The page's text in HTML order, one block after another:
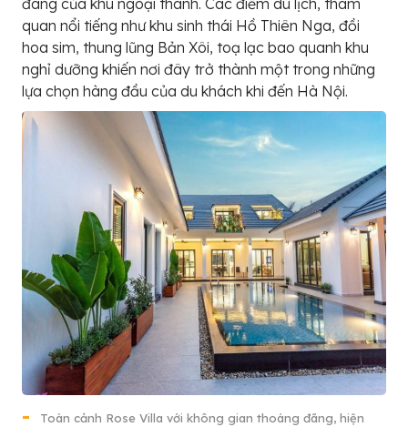
quan nổi tiếng như khu sinh thái Hồ Thiên Nga, đồi
hoa sim, thung lũng Bản Xôi, toạ lạc bao quanh khu
nghỉ dưỡng khiến nơi đây trở thành một trong những
lựa chọn hàng đầu của du khách khi đến Hà Nội.
Toàn cảnh Rose Villa với không gian thoáng đãng, hiện